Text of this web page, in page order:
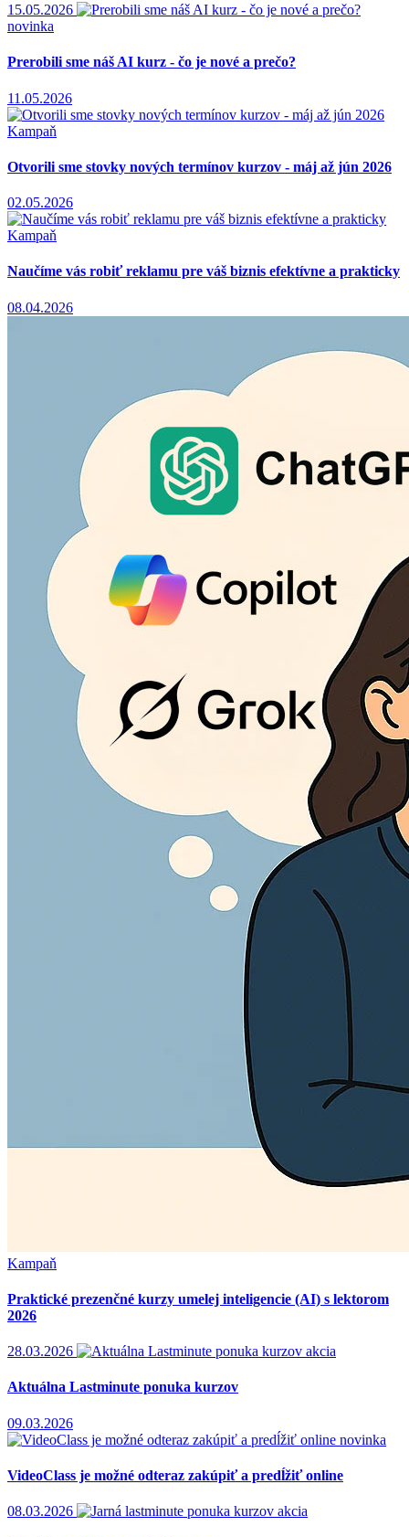
15.05.2026
novinka
Prerobili sme náš AI kurz - čo je nové a prečo?
11.05.2026
Kampaň
Otvorili sme stovky nových termínov kurzov - máj až jún 2026
02.05.2026
Kampaň
Naučíme vás robiť reklamu pre váš biznis efektívne a prakticky
08.04.2026
Kampaň
Praktické prezenčné kurzy umelej inteligencie (AI) s lektorom
2026
28.03.2026 akcia
Aktuálna Lastminute ponuka kurzov
09.03.2026
novinka
VideoClass je možné odteraz zakúpiť a predĺžiť online
08.03.2026 akcia